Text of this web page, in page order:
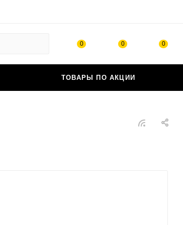
0 0 0
ТОВАРЫ ПО АКЦИИ